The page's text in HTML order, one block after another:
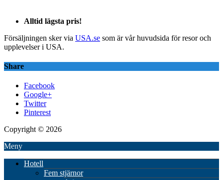
Alltid lägsta pris!
Försäljningen sker via USA.se som är vår huvudsida för resor och
upplevelser i USA.
Share
Facebook
Google+
Twitter
Pinterest
Copyright © 2026
Meny
Hotell
Fem stjärnor